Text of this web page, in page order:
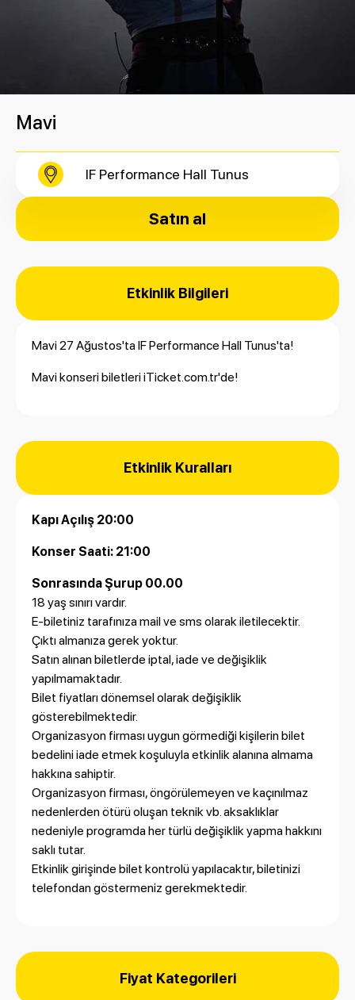
Mavi
Satın al
IF Performance Hall Tunus
Etkinlik Bilgileri
Mavi 27 Ağustos'ta IF Performance Hall Tunus'ta!
Mavi konseri biletleriiTicket.com.tr'de!
Etkinlik Kuralları
Kapı Açılış 20:00
Konser Saati: 21:00
Sonrasında Şurup 00.00
18 yaş sınırı vardır.
E-biletiniz tarafınıza mail ve sms olarak iletilecektir.
Çıktı almanıza gerek yoktur.
Satın alınan biletlerde iptal, iade ve değişiklik
yapılmamaktadır.
Bilet fiyatları dönemsel olarak değişiklik
gösterebilmektedir.
Organizasyon firması uygun görmediği kişilerin bilet
bedelini iade etmek koşuluyla etkinlik alanına almama
hakkına sahiptir.
Organizasyon firması, öngörülemeyen ve kaçınılmaz
nedenlerden ötürü oluşan teknik vb. aksaklıklar
nedeniyle programda her türlü değişiklik yapma hakkını
saklı tutar.
Etkinlik girişinde bilet kontrolü yapılacaktır, biletinizi
telefondan göstermeniz gerekmektedir.
Fiyat Kategorileri